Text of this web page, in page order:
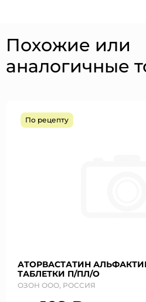
Похожие или
аналогичные
По рецепту
АТОРВАСТАТИН
ТАБЛЕТКИ П/ПЛ/О
ОЗОН ООО, РОССИЯ